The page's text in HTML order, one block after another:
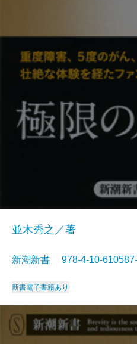
並木秀之／著
新潮新書 978-4-10-
新書電子書籍あり